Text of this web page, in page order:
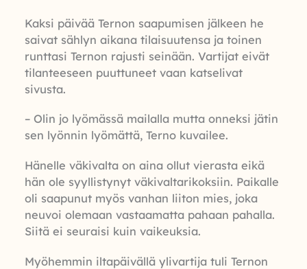
Kaksi päivää Ternon saapumisen jälkeen he
saivat sählyn aikana tilaisuutensa ja toinen
runttasi Ternon rajusti seinään. Vartijat eivät
tilanteeseen puuttuneet vaan katselivat
sivusta.
– Olin jo lyömässä mailalla mutta onneksi jätin
sen lyönnin lyömättä, Terno kuvailee.
Hänelle väkivalta on aina ollut vierasta eikä
hän ole syyllistynyt väkivaltarikoksiin. Paikalle
oli saapunut myös vanhan liiton mies, joka
neuvoi olemaan vastaamatta pahaan pahalla.
Siitä ei seuraisi kuin vaikeuksia.
Myöhemmin iltapäivällä ylivartija tuli Ternon